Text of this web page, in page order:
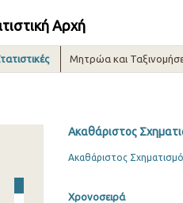
Αρχή
Μητρώα και
Ακαθάριστος
Ακαθάριστος
Χρονοσειρά